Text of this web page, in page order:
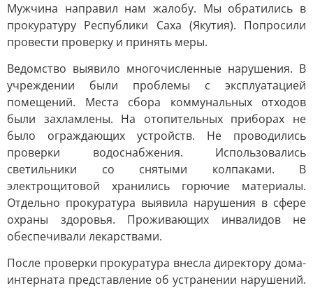
Мужчина направил нам жалобу. Мы обратились в
прокуратуру Республики Саха (Якутия). Попросили
провести проверку и принять меры.
Ведомство выявило многочисленные нарушения. В
учреждении были проблемы с эксплуатацией
помещений. Места сбора коммунальных отходов
были захламлены. На отопительных приборах не
было ограждающих устройств. Не проводились
проверки водоснабжения. Использовались
светильники со снятыми колпаками. В
электрощитовой хранились горючие материалы.
Отдельно прокуратура выявила нарушения в сфере
охраны здоровья. Проживающих инвалидов не
обеспечивали лекарствами.
После проверки прокуратура внесла директору дома-
интерната представление об устранении нарушений.